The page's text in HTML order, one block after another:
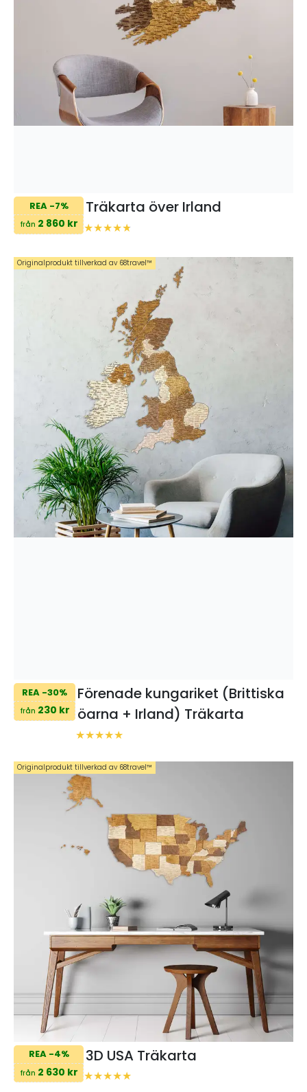
REA -7%
från 2 860 kr
Träkarta över Irland
REA -30%
från 230 kr
Förenade kungariket (Brittiska
öarna + Irland) Träkarta
Originalprodukt tillverkad av 68travel™️
REA -4%
från 2 630 kr
3D USA Träkarta
Originalprodukt tillverkad av 68travel™️